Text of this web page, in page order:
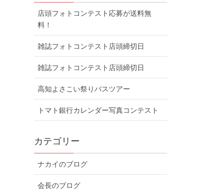
店頭フォトコンテスト応募が送料無
料！
雑誌フォトコンテスト店頭締切日
雑誌フォトコンテスト店頭締切日
高知よさこい祭りバスツアー
トマト銀行カレンダー写真コンテスト
カテゴリー
ナカイのブログ
会長のブログ